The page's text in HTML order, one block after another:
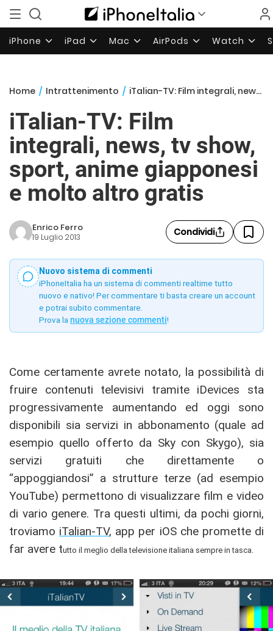
iPhone iPad Mac AirPods Watch
Home / Intrattenimento / iTalian-TV: Film integrali, news, tv show, sport, anime giapponesi e molto altro gratis
iTalian-TV: Film
integrali, news, tv show,
sport, anime giapponesi
e molto altro gratis
Enrico Ferro
19 Luglio 2013 Condividi
Nuovo sistema di commenti
iPhoneItalia ha un sistema di commenti realtime tutto
nuovo e nativo! Per commentare ti basta creare un account
e potrai subito commentare.
Prova la nuova sezione commenti!
Come certamente avrete notato, la possibilità di
fruire contenuti televisivi tramite iDevices sta
progressivamente aumentando ed oggi sono
disponibili sia servizi in abbonamento (quale ad
esempio quello offerto da Sky con Skygo), sia
servizi gratuiti che direttamente o
“appoggiandosi” a strutture terze (ad esempio
YouTube) permettono di visualizzare film e video
di vario genere. Tra questi ultimi, da pochi giorni,
troviamo iTalian-TV, app per iOS che promette di
far avere tutto il meglio della televisione italiana sempre in tasca.